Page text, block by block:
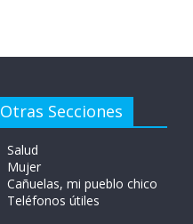
Otras Secciones
Salud
Mujer
Cañuelas, mi pueblo chico
Teléfonos útiles